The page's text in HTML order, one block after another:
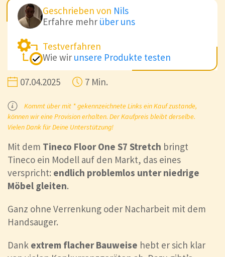
Geschrieben von Nils
Erfahre mehr über uns
Testverfahren
Wie wir unsere Produkte testen
07.04.2025 7 Min.
Kommt über mit * gekennzeichnete Links ein Kauf zustande,
können wir eine Provision erhalten. Der Kaufpreis bleibt derselbe.
Vielen Dank für Deine Unterstützung!
Mit dem Tineco Floor One S7 Stretch bringt
Tineco ein Modell auf den Markt, das eines
verspricht: endlich problemlos unter niedrige
Möbel gleiten.
Ganz ohne Verrenkung oder Nacharbeit mit dem
Handsauger.
Dank extrem flacher Bauweise hebt er sich klar